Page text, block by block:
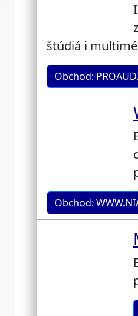
štúdiá i
Obchod:
Obchod: